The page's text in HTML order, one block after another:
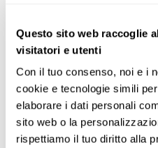
Questo sito web raccoglie
visitatori e utenti
Con il tuo consenso, noi e i
cookie e tecnologie simili
elaborare i dati personali
sito web o la
rispettiamo il tuo diritto alla
aridità la fa assomigliare ad
Stovepipe Wells, dove si
abbandonati dai fortyniner e
sabbia per cinque
bellissime dune. Pranzo
la depressione desertica di
attraverso le foreste della
Lakes. Sistemazione in